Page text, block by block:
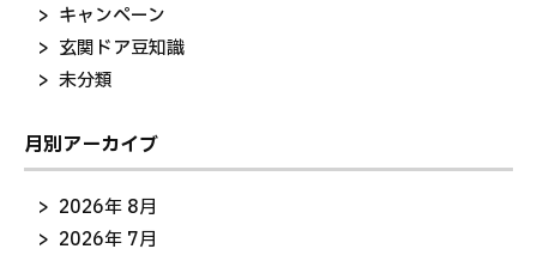
キャンペーン
玄関ドア豆知識
未分類
月別アーカイブ
2026年 8月
2026年 7月